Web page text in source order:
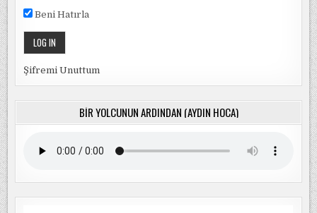
Beni Hatırla
Şifremi Unuttum
BIR YOLCUNUN ARDINDAN (AYDIN HOCA)